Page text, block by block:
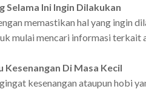
Selama Ini Ingin Dilakukan
memastikan hal yang ingin
mulai mencari informasi terkait
Di Masa Kecil
kesenangan ataupun hobi